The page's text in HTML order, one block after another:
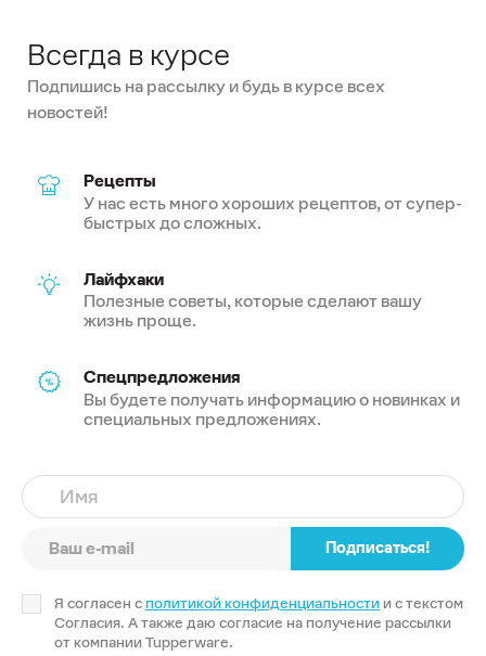
Всегда в курсе
Подпишись на рассылку и будь в курсе всех
новостей!
Рецепты
У нас есть много хороших рецептов, от супер-
быстрых до сложных.
Лайфхаки
Полезные советы, которые сделают вашу
жизнь проще.
Спецпредложения
Вы будете получать информацию о новинках и
специальных предложениях.
Имя
Подписаться!
Я согласен с политикой конфиденциальности и с текстом
Согласия. А также даю согласие на получение рассылки
от компании Tupperware.